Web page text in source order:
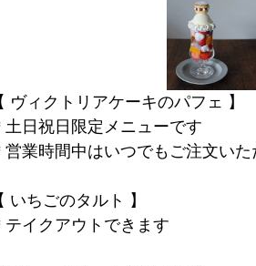
ヴィクトリアケーキのパフェ 】
土日祝日限定メニューです
営業時間中はいつでもご注文いた
いちごのタルト 】
テイクアウトできます